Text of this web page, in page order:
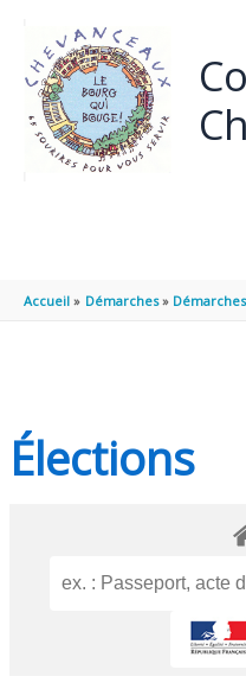
Accueil Démarches
Élections